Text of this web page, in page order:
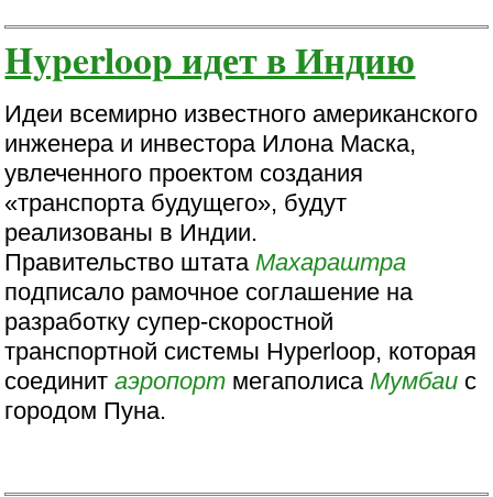
Hyperloop идет в Индию
Идеи всемирно известного американского
инженера и инвестора Илона Маска,
увлеченного проектом создания
«транспорта будущего», будут
реализованы в Индии.
Правительство штата Махараштра
подписало рамочное соглашение на
разработку супер-скоростной
транспортной системы Hyperloop, которая
соединитаэропорт мегаполиса Мумбаи с
городом Пуна.